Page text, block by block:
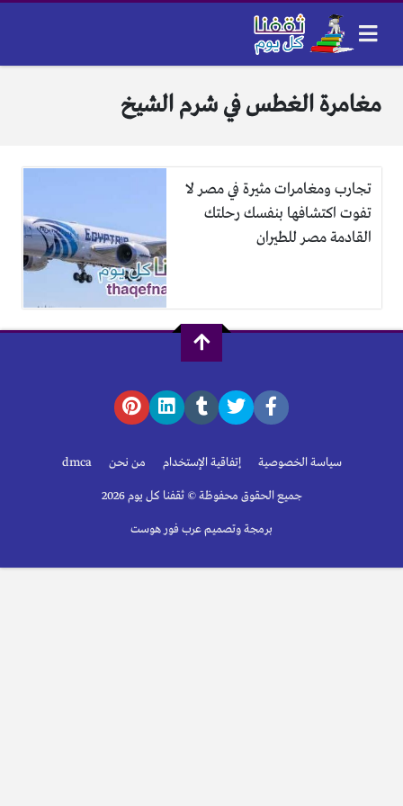
مغامرة الغطس في شرم الشيخ
تجارب ومغامرات مثيرة في مصر لا
تفوت اكتشافها بنفسك رحلتك
القادمة مصر للطيران
سياسة الخصوصية إتفاقية الإستخدام من نحن dmca
جميع الحقوق محفوظة © ثقفنا كل يوم 2026
برمجة وتصميم عرب فور هوست